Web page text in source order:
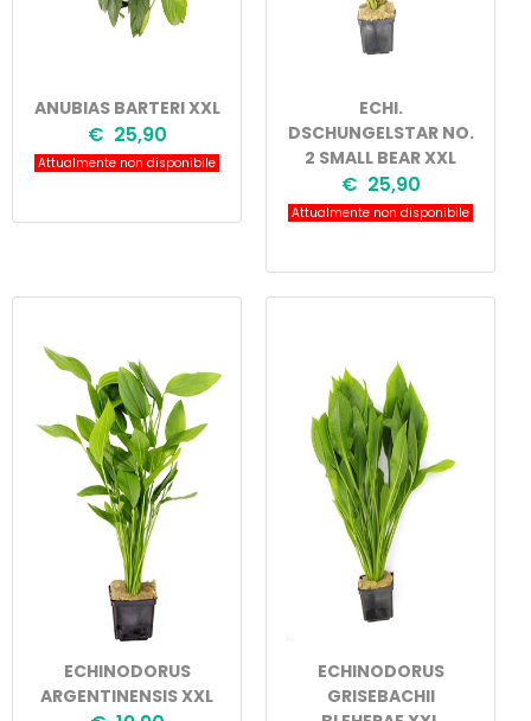
ANUBIAS BARTERI XXL
€ 25,90
Attualmente non disponibile
ECHI.
DSCHUNGELSTAR NO.
2 SMALL BEAR XXL
€ 25,90
Attualmente non disponibile
ECHINODORUS
ARGENTINENSIS XXL
ECHINODORUS
GRISEBACHII